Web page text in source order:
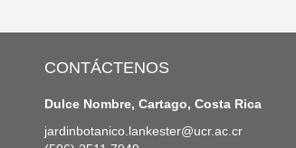
CONTÁCTENOS
Dulce Nombre, Cartago, Costa Rica
jardinbotanico.lankester@ucr.ac.cr